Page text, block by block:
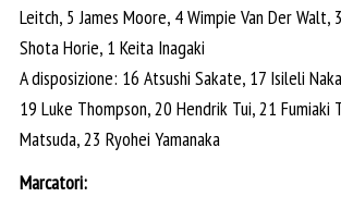
Leitch, 5 James Moore, 4 Wimpie Van Der Walt,
Shota Horie, 1 Keita Inagaki
A disposizione: 16 Atsushi Sakate, 17 Isileli
19 Luke Thompson, 20 Hendrik Tui, 21 Fumiaki
Matsuda, 23 Ryohei Yamanaka
Marcatori: